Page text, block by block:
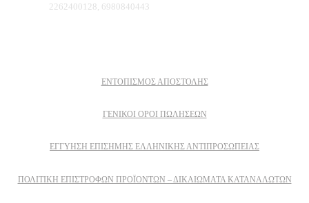
2262400128, 6980840443
ΕΝΤΟΠΙΣΜΟΣ ΑΠΟΣΤΟΛΗΣ
ΓΕΝΙΚΟΙ ΟΡΟΙ ΠΩΛΗΣΕΩΝ
ΕΓΓΎΗΣΗ ΕΠΊΣΗΜΗΣ ΕΛΛΗΝΙΚΉΣ ΑΝΤΙΠΡΟΣΩΠΕΊΑΣ
ΠΟΛΙΤΙΚΉ ΕΠΙΣΤΡΟΦΏΝ ΠΡΟΪΌΝΤΩΝ – ΔΙΚΑΙΏΜΑΤΑ ΚΑΤΑΝΑΛΩΤΏΝ